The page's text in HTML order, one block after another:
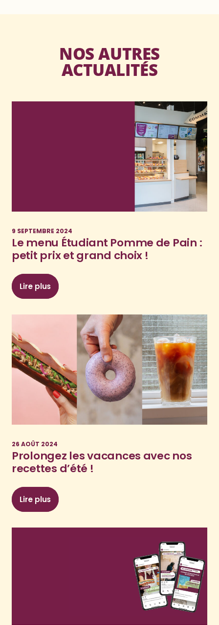
NOS AUTRES
ACTUALITÉS
9 SEPTEMBRE 2024
Le menu Étudiant Pomme de Pain :
petit prix et grand choix !
Lire plus: Le menu Étudiant Pomme de Pain : petit prix
26 AOÛT 2024
Prolongez les vacances avec nos
recettes d’été !
Lire plus: Prolongez les vacances avec nos recettes